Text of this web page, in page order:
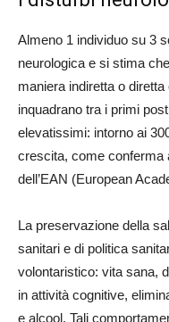
Almeno 1 individuo su 3
neurologica e si stima
maniera indiretta o
inquadrano tra i primi
elevatissimi: intorno ai
crescita, come conferma
dell’EAN (European
La preservazione della
sanitari e di politica
volontaristico: vita sana,
in attività cognitive,
e alcool. Tali